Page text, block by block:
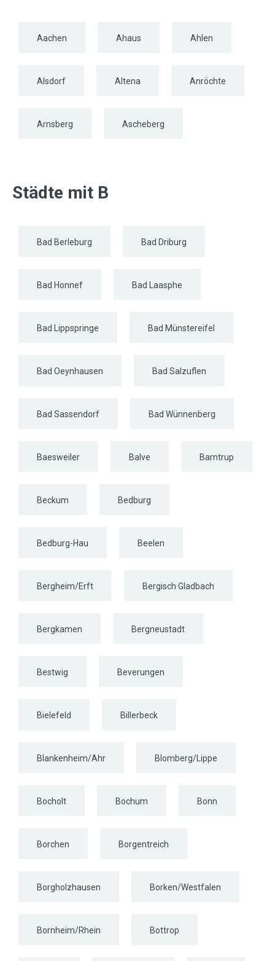
Aachen Ahaus Ahlen
Alsdorf Altena Anröchte
Arnsberg Ascheberg
Städte mit B
Bad Berleburg Bad Driburg
Bad Honnef Bad Laasphe
Bad Lippspringe Bad Münstereifel
Bad Oeynhausen Bad Salzuflen
Bad Sassendorf Bad Wünnenberg
Baesweiler Balve Barntrup
Beckum Bedburg
Bedburg-Hau Beelen
Bergheim/Erft Bergisch Gladbach
Bergkamen Bergneustadt
Bestwig Beverungen
Bielefeld Billerbeck
Blankenheim/Ahr Blomberg/Lippe
Bocholt Bochum Bonn
Borchen Borgentreich
Borgholzhausen Borken/Westfalen
Bornheim/Rhein Bottrop